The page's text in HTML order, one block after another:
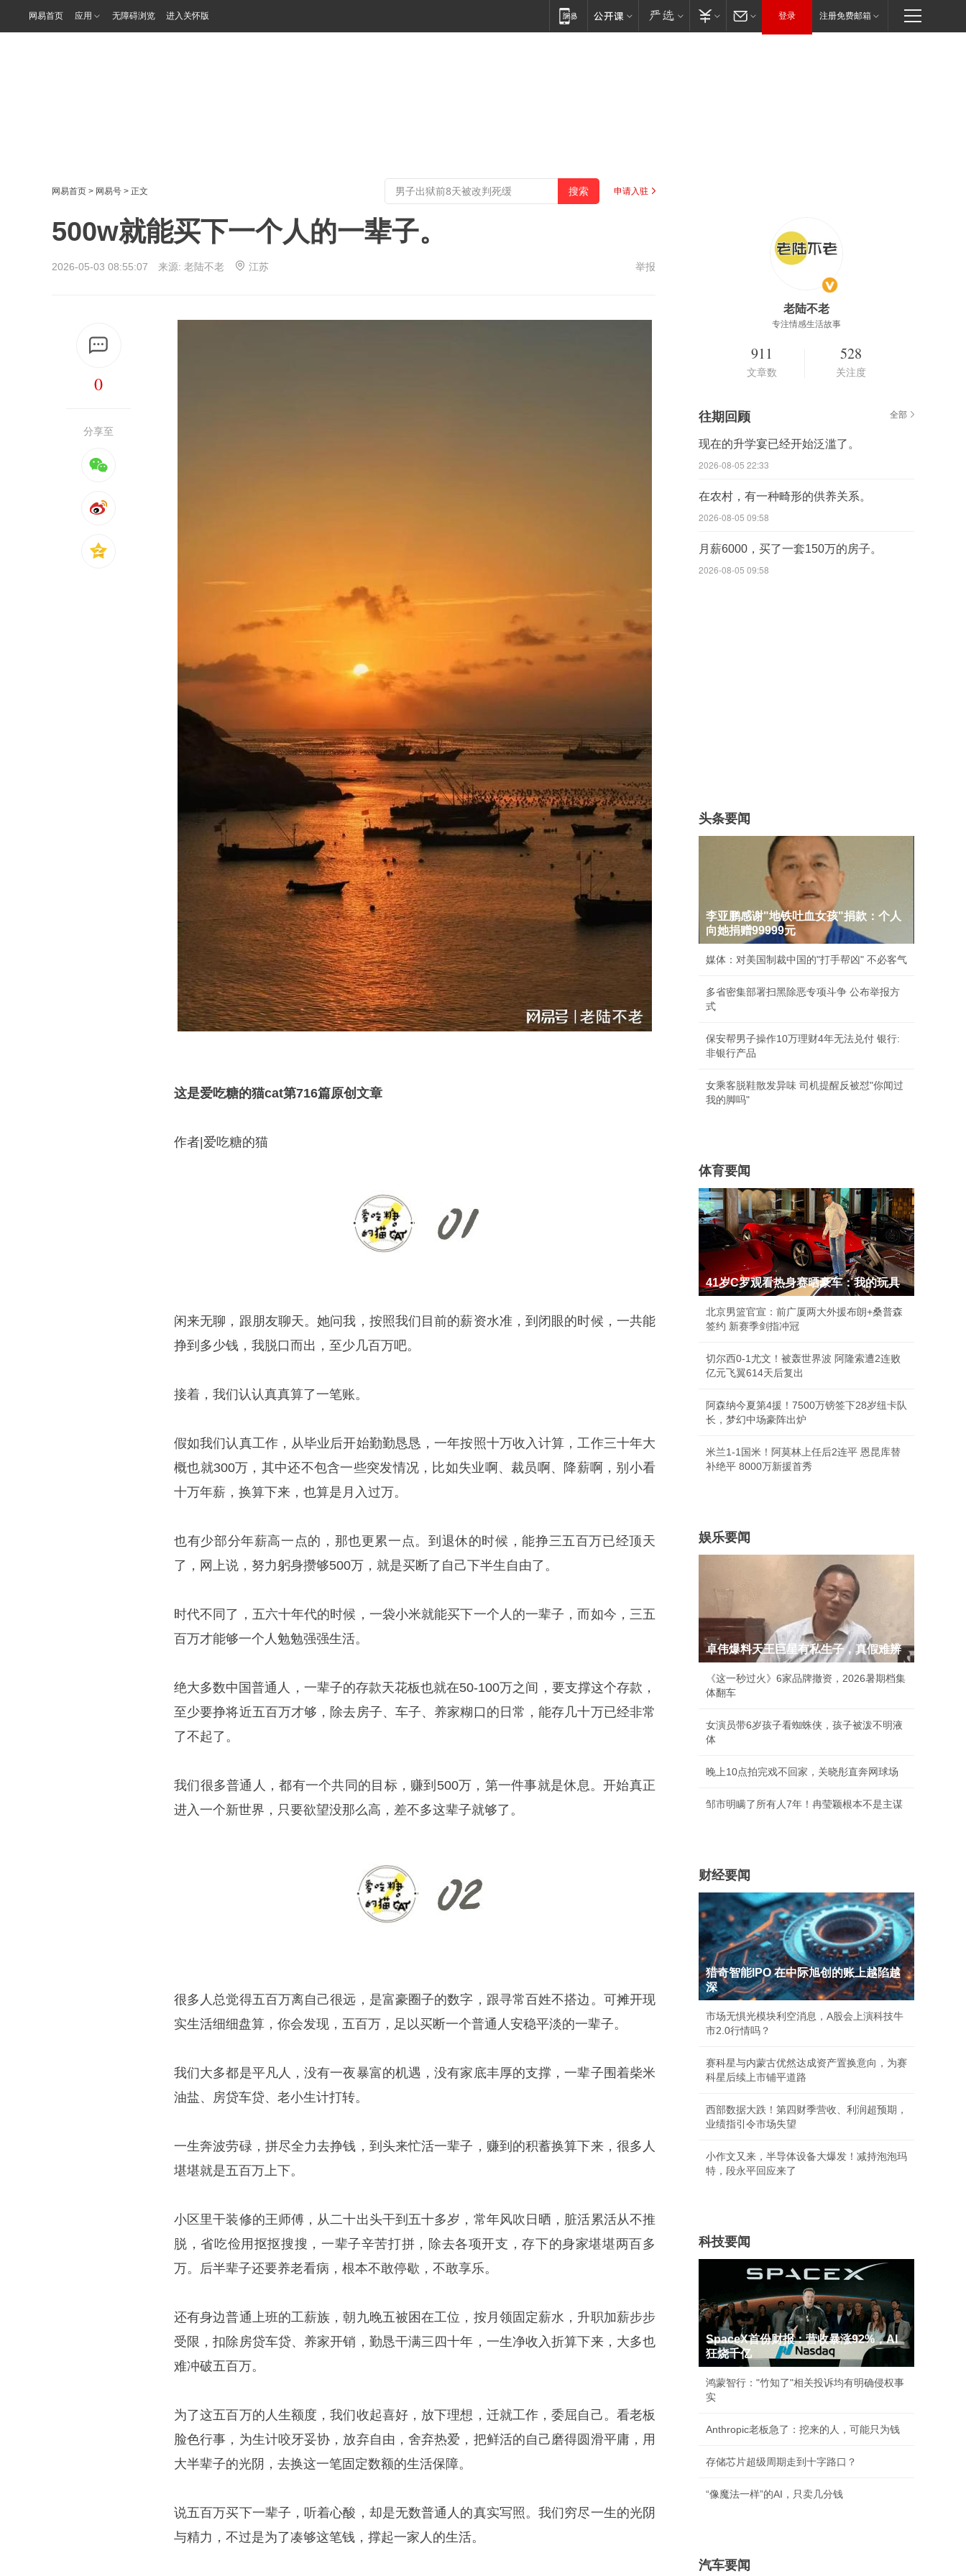
网易首页 应用 无障碍浏览 进入关怀版 登录 注册免费邮箱
网易首页 > 网易号 > 正文 申请入驻
500w就能买下一个人的一辈子。
2026-05-03 08:55:07 来源: 老陆不老 江苏 举报
0
分享至
这是爱吃糖的猫cat第716篇原创文章
作者|爱吃糖的猫
闲来无聊，跟朋友聊天。她问我，按照我们目前的薪资水准，到闭眼的时候，一共能
挣到多少钱，我脱口而出，至少几百万吧。
接着，我们认认真真算了一笔账。
假如我们认真工作，从毕业后开始勤勤恳恳，一年按照十万收入计算，工作三十年大
概也就300万，其中还不包含一些突发情况，比如失业啊、裁员啊、降薪啊，别小看
十万年薪，换算下来，也算是月入过万。
也有少部分年薪高一点的，那也更累一点。到退休的时候，能挣三五百万已经顶天
了，网上说，努力躬身攒够500万，就是买断了自己下半生自由了。
时代不同了，五六十年代的时候，一袋小米就能买下一个人的一辈子，而如今，三五
百万才能够一个人勉勉强强生活。
绝大多数中国普通人，一辈子的存款天花板也就在50-100万之间，要支撑这个存款，
至少要挣将近五百万才够，除去房子、车子、养家糊口的日常，能存几十万已经非常
了不起了。
我们很多普通人，都有一个共同的目标，赚到500万，第一件事就是休息。开始真正
进入一个新世界，只要欲望没那么高，差不多这辈子就够了。
很多人总觉得五百万离自己很远，是富豪圈子的数字，跟寻常百姓不搭边。可摊开现
实生活细细盘算，你会发现，五百万，足以买断一个普通人安稳平淡的一辈子。
我们大多都是平凡人，没有一夜暴富的机遇，没有家底丰厚的支撑，一辈子围着柴米
油盐、房贷车贷、老小生计打转。
一生奔波劳碌，拼尽全力去挣钱，到头来忙活一辈子，赚到的积蓄换算下来，很多人
堪堪就是五百万上下。
小区里干装修的王师傅，从二十出头干到五十多岁，常年风吹日晒，脏活累活从不推
脱，省吃俭用抠抠搜搜，一辈子辛苦打拼，除去各项开支，存下的身家堪堪两百多
万。后半辈子还要养老看病，根本不敢停歇，不敢享乐。
还有身边普通上班的工薪族，朝九晚五被困在工位，按月领固定薪水，升职加薪步步
受限，扣除房贷车贷、养家开销，勤恳干满三四十年，一生净收入折算下来，大多也
难冲破五百万。
为了这五百万的人生额度，我们收起喜好，放下理想，迁就工作，委屈自己。看老板
脸色行事，为生计咬牙妥协，放弃自由，舍弃热爱，把鲜活的自己磨得圆滑平庸，用
大半辈子的光阴，去换这一笔固定数额的生活保障。
说五百万买下一辈子，听着心酸，却是无数普通人的真实写照。我们穷尽一生的光阴
与精力，不过是为了凑够这笔钱，撑起一家人的生活。
老陆不老
专注情感生活故事
911
文章数
528
关注度
往期回顾 全部
现在的升学宴已经开始泛滥了。
2026-08-05 22:33
在农村，有一种畸形的供养关系。
2026-08-05 09:58
月薪6000，买了一套150万的房子。
2026-08-05 09:58
头条要闻
李亚鹏感谢"地铁吐血女孩"捐款：个人
向她捐赠99999元
媒体：对美国制裁中国的"打手帮凶" 不必客气
多省密集部署扫黑除恶专项斗争 公布举报方
式
保安帮男子操作10万理财4年无法兑付 银行:
非银行产品
女乘客脱鞋散发异味 司机提醒反被怼"你闻过
我的脚吗"
体育要闻
41岁C罗观看热身赛晒豪车：我的玩具
北京男篮官宣：前广厦两大外援布朗+桑普森
签约 新赛季剑指冲冠
切尔西0-1尤文！被轰世界波 阿隆索遭2连败
亿元飞翼614天后复出
阿森纳今夏第4援！7500万镑签下28岁纽卡队
长，梦幻中场豪阵出炉
米兰1-1国米！阿莫林上任后2连平 恩昆库替
补绝平 8000万新援首秀
娱乐要闻
卓伟爆料天王巨星有私生子，真假难辨
《这一秒过火》6家品牌撤资，2026暑期档集
体翻车
女演员带6岁孩子看蜘蛛侠，孩子被泼不明液
体
晚上10点拍完戏不回家，关晓彤直奔网球场
邹市明瞒了所有人7年！冉莹颖根本不是主谋
财经要闻
猎奇智能IPO 在中际旭创的账上越陷越
深
市场无惧光模块利空消息，A股会上演科技牛
市2.0行情吗？
赛科星与内蒙古优然达成资产置换意向，为赛
科星后续上市铺平道路
西部数据大跌！第四财季营收、利润超预期，
业绩指引令市场失望
小作文又来，半导体设备大爆发！减持泡泡玛
特，段永平回应来了
科技要闻
SpaceX首份财报：营收暴涨92%，AI
狂烧千亿
鸿蒙智行："竹知了"相关投诉均有明确侵权事
实
Anthropic老板急了：挖来的人，可能只为钱
存储芯片超级周期走到十字路口？
“像魔法一样”的AI，只卖几分钱
汽车要闻